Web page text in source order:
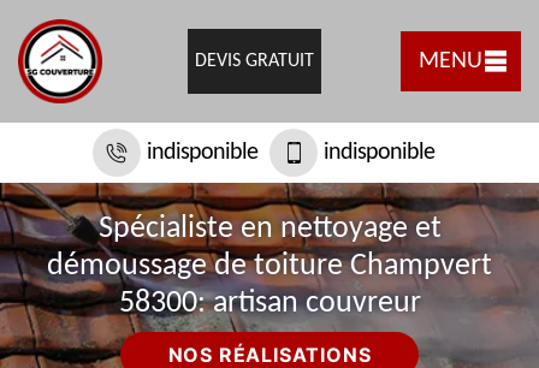
DEVIS GRATUIT MENU
indisponible indisponible
Spécialiste en nettoyage et
démoussage de toiture Champvert
58300: artisan couvreur
NOS RÉALISATIONS